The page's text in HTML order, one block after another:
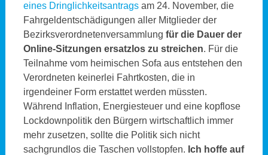
eines Dringlichkeitsantrags am 24. November, die
Fahrgeldentschädigungen aller Mitglieder der
Bezirksverordnetenversammlung für die Dauer der
Online-Sitzungen ersatzlos zu streichen. Für die
Teilnahme vom heimischen Sofa aus entstehen den
Verordneten keinerlei Fahrtkosten, die in
irgendeiner Form erstattet werden müssten.
Während Inflation, Energiesteuer und eine kopflose
Lockdownpolitik den Bürgern wirtschaftlich immer
mehr zusetzen, sollte die Politik sich nicht
sachgrundlos die Taschen vollstopfen. Ich hoffe auf